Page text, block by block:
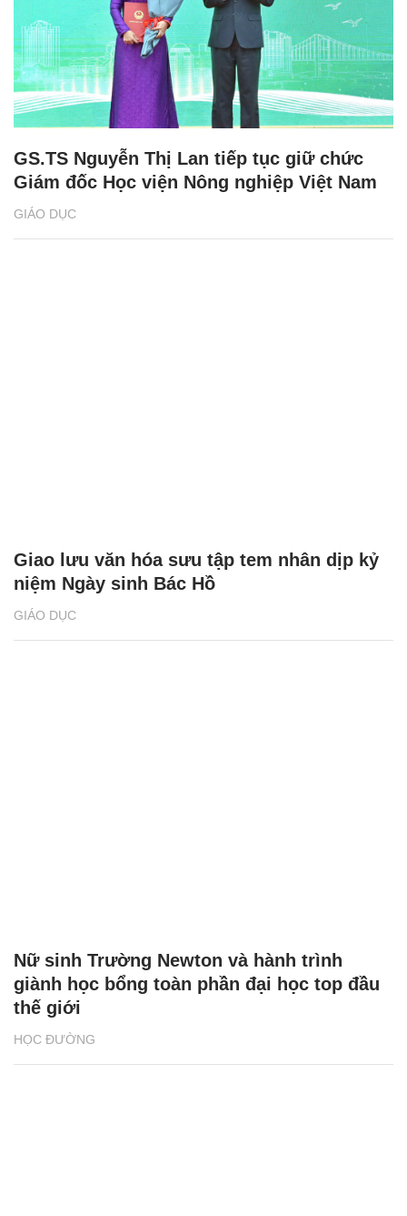
GIÁO DỤC
GS.TS Nguyễn Thị Lan tiếp tục giữ chức
Giám đốc Học viện Nông nghiệp Việt Nam
GIÁO DỤC
Giao lưu văn hóa sưu tập tem nhân dịp kỷ
niệm Ngày sinh Bác Hồ
HỌC ĐƯỜNG
Nữ sinh Trường Newton và hành trình
giành học bổng toàn phần đại học top đầu
thế giới